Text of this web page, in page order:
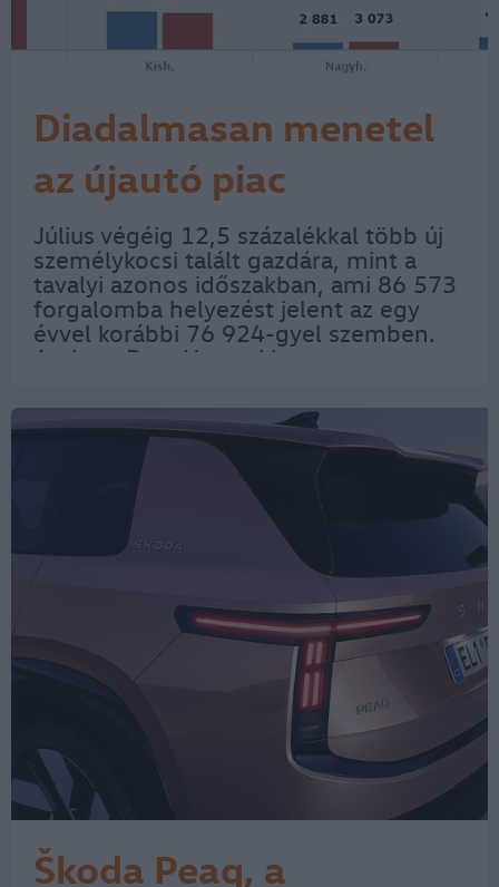
Diadalmasan menetel
az újautó piac
Július végéig 12,5 százalékkal több új
személykocsi talált gazdára, mint a
tavalyi azonos időszakban, ami 86 573
forgalomba helyezést jelent az egy
évvel korábbi 76 924-gyel szemben.
Amint a Data House kimutatta, ez a
meg a 2024-es első hét hónapjában…
Škoda Peaq, a